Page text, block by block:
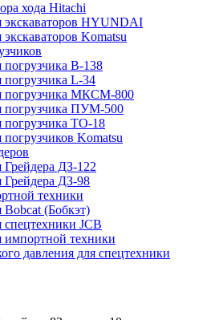
хода Hitachi
экскаваторов HYUNDAI
экскаваторов Komatsu
погрузчика B-138
погрузчика L-34
погрузчика МКСМ-800
погрузчика ПУМ-500
погрузчика ТО-18
погрузчиков Komatsu
Грейдера ДЗ-122
Грейдера ДЗ-98
техники
Bobcat (Бобкэт)
спецтехники JCB
импортной техники
давления для спецтехники